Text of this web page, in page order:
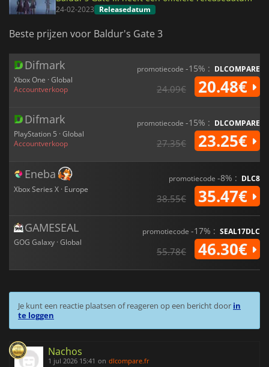
24-02-2023 Releasedatum
Beste prijzen voor Baldur's Gate 3
Difmark
Xbox One · Global
Accountverkoop
promotiecode -15% : DLCOMPARE
24.09€ 20.48€
Difmark
PlayStation 5 · Global
Accountverkoop
promotiecode -15% : DLCOMPARE
27.35€ 23.25€
Eneba
Xbox Series X · Europe
promotiecode -8% : DLC8
38.55€ 35.47€
GAMESEAL
GOG Galaxy · Global
promotiecode -17% : SEAL17DLC
55.78€ 46.30€
Je kunt een reactie plaatsen of reageren op een bericht door in
te loggen
Nachos
1 jul 2026 15:41 on dlcompare.fr